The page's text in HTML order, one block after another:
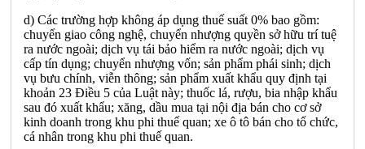
d) Các trường hợp không áp dụng thuế suất 0% bao gồm:
chuyển giao công nghệ, chuyển nhượng quyền sở hữu trí tuệ
ra nước ngoài; dịch vụ tái bảo hiểm ra nước ngoài; dịch vụ
cấp tín dụng; chuyển nhượng vốn; sản phẩm phái sinh; dịch
vụ bưu chính, viễn thông; sản phẩm xuất khẩu quy định tại
khoản 23 Điều 5 của Luật này; thuốc lá, rượu, bia nhập khẩu
sau đó xuất khẩu; xăng, dầu mua tại nội địa bán cho cơ sở
kinh doanh trong khu phi thuế quan; xe ô tô bán cho tổ chức,
cá nhân trong khu phi thuế quan.